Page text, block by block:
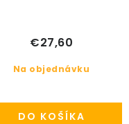
Na objednávku
€27,60
DO KOŠÍKA